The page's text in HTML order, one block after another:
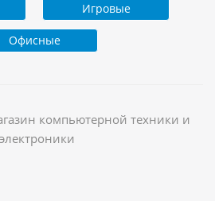
Игровые
Офисные
компьютерной техники и
электроники